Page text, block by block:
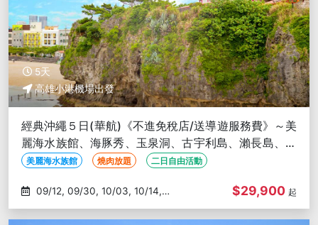
5天
高雄小港機場出發
經典沖繩５日(華航)《不進免稅店/送導遊服務費》～美
麗海水族館、海豚秀、玉泉洞、古宇利島、瀨長島、燒
肉放題-高雄出發
美麗海水族館 燒肉放題 二日自由活動
10/28
$29,900 起